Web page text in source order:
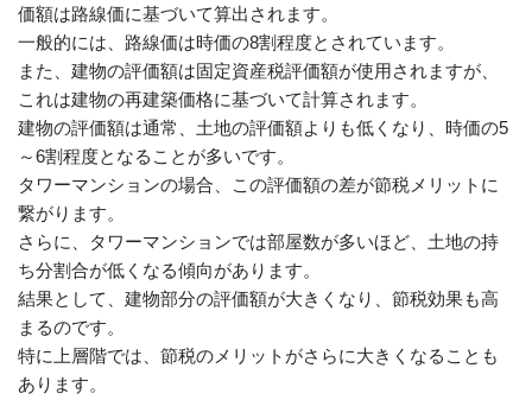
価額は路線価に基づいて算出されます。
一般的には、路線価は時価の8割程度とされています。
また、建物の評価額は固定資産税評価額が使用されますが、
これは建物の再建築価格に基づいて計算されます。
建物の評価額は通常、土地の評価額よりも低くなり、時価の5
～6割程度となることが多いです。
タワーマンションの場合、この評価額の差が節税メリットに
繋がります。
さらに、タワーマンションでは部屋数が多いほど、土地の持
ち分割合が低くなる傾向があります。
結果として、建物部分の評価額が大きくなり、節税効果も高
まるのです。
特に上層階では、節税のメリットがさらに大きくなることも
あります。